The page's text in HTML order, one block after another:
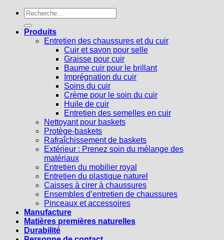
Recherche
pour :
Produits
Entretien des chaussures et du cuir
Cuir et savon pour selle
Graisse pour cuir
Baume cuir pour le brillant
Imprégnation du cuir
Soins du cuir
Crème pour le soin du cuir
Huile de cuir
Entretien des semelles en cuir
Nettoyant pour baskets
Protège-baskets
Rafraîchissement de baskets
Extérieur : Prenez soin du mélange des
matériaux
Entretien du mobilier royal
Entretien du plastique naturel
Caisses à cirer à chaussures
Ensembles d’entretien de chaussures
Pinceaux et accessoires
Manufacture
Matières premières naturelles
Durabilité